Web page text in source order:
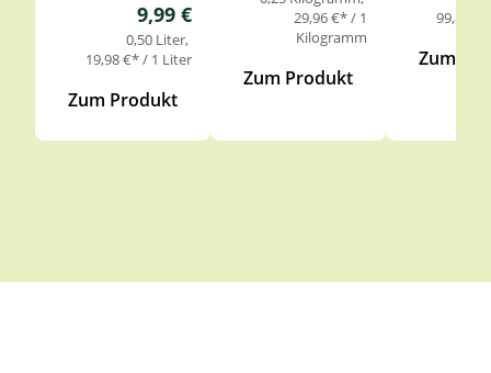
Regulärer Preis:
9,99 €
0,50 Liter
19,98 €* / 1 Liter
Zum Produkt
29,96 €* / 1
Kilogramm
Zum Produkt
99,85
Zum